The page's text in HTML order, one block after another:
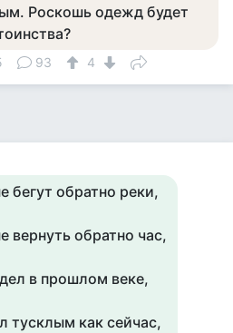
Роскошь одежд будет
93 4
бегут обратно реки,
вернуть обратно час,
в прошлом веке,
тусклым как сейчас,